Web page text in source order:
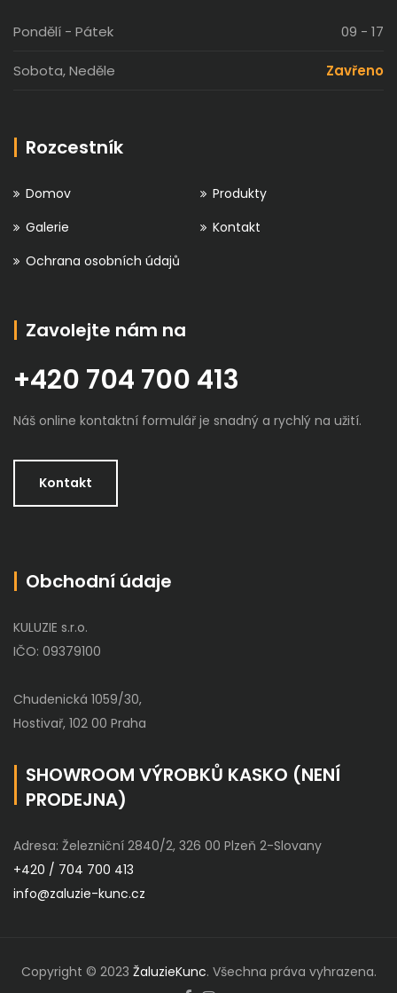
Pondělí - Pátek 09 - 17
Sobota, Neděle Zavřeno
Rozcestník
Domov
Produkty
Galerie
Kontakt
Ochrana osobních údajů
Zavolejte nám na
+420 704 700 413
Náš online kontaktní formulář je snadný a rychlý na užití.
Kontakt
Obchodní údaje
KULUZIE s.r.o.
IČO: 09379100
Chudenická 1059/30,
Hostivař, 102 00 Praha
SHOWROOM VÝROBKŮ KASKO (NENÍ
PRODEJNA)
Adresa: Železniční 2840/2, 326 00 Plzeň 2-Slovany
+420 / 704 700 413
info@zaluzie-kunc.cz
Copyright © 2023 ŽaluzieKunc. Všechna práva vyhrazena.